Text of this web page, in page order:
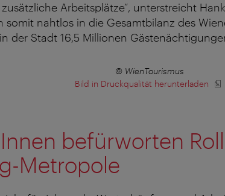
Arbeitsplätze“, unterstreicht
somit nahtlos in die Gesamtbilanz des
der Stadt 16,5 Millionen
© WienTourismus
Bild in Druckqualität herunterladen
befürworten
Metropole